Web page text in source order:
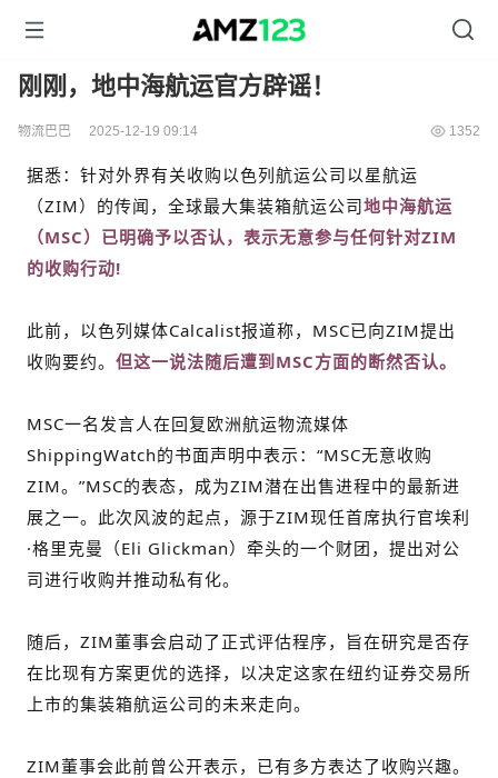
刚刚，地中海航运官方辟谣！
物流巴巴 2025-12-19 09:14 1352
据悉：针对外界有关收购以色列航运公司以星航运
（ZIM）的传闻，全球最大集装箱航运公司地中海航运
（MSC）已明确予以否认，表示无意参与任何针对ZIM
的收购行动!
此前，以色列媒体Calcalist报道称，MSC已向ZIM提出
收购要约。 但这一说法随后遭到MSC方面的断然否认。
MSC一名发言人在回复欧洲航运物流媒体
ShippingWatch的书面声明中表示：“MSC无意收购
ZIM。”MSC的表态，成为ZIM潜在出售进程中的最新进
展之一。此次风波的起点，源于ZIM现任首席执行官埃利
·格里克曼（Eli Glickman）牵头的一个财团，提出对公
司进行收购并推动私有化。
随后，ZIM董事会启动了正式评估程序，旨在研究是否存
在比现有方案更优的选择，以决定这家在纽约证券交易所
上市的集装箱航运公司的未来走向。
ZIM董事会此前曾公开表示，已有多方表达了收购兴趣。